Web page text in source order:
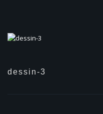
dessin-3